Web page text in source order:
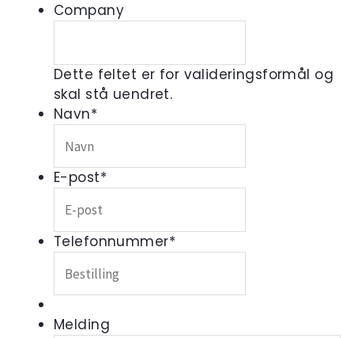
Company
Dette feltet er for valideringsformål og
skal stå uendret.
Navn*
E-post*
Telefonnummer*
Melding